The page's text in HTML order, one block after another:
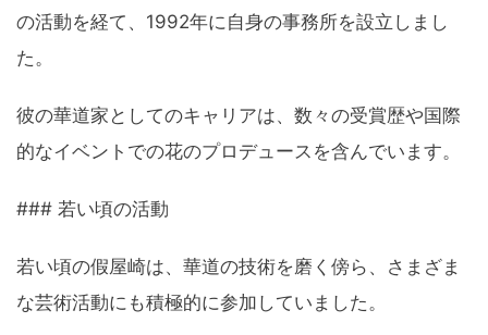
の活動を経て、1992年に自身の事務所を設立しまし
た。
彼の華道家としてのキャリアは、数々の受賞歴や国際
的なイベントでの花のプロデュースを含んでいます。
### 若い頃の活動
若い頃の假屋崎は、華道の技術を磨く傍ら、さまざま
な芸術活動にも積極的に参加していました。